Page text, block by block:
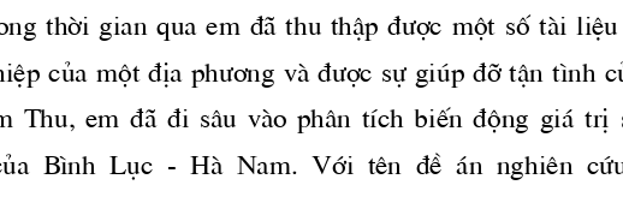
thêi  gian  qua  em  ®·  thu  thËp ®­îc
mét  sè  tμi
cña mét ®Þa ph­¬ng vμ ®­îc sù gióp ®ì tËn t×nh
Thu,  em  ®·  ®i  s©u  vμo  ph©n  tÝch  biÕn  ®éng  gi ̧  trÞ
B×nh  Lôc  -  Hμ  Nam.  Víi  tªn  ®Ò   ̧n  nghiªn